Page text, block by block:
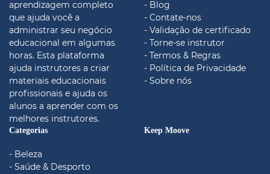
aprendizagem completo
que ajuda você a
administrar seu negócio
educacional em algumas
horas. Esta plataforma
ajuda instrutores a criar
materiais educacionais
profissionais e ajuda os
alunos a aprender com os
melhores instrutores.
- Blog
- Contate-nos
- Validação de certificado
- Torne-se instrutor
- Termos & Regras
- Política de Privacidade
- Sobre nós
Categorias
- Beleza
- Saúde & Desporto
Keep Moove